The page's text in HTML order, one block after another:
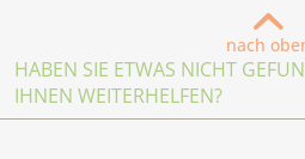
nach
HABEN SIE ETWAS NICHT
IHNEN WEITERHELFEN?